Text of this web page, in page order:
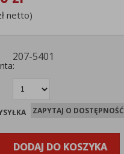
netto)
207-5401
ZAPYTAJ O DOSTĘPNOŚĆ
DODAJ DO KOSZYKA